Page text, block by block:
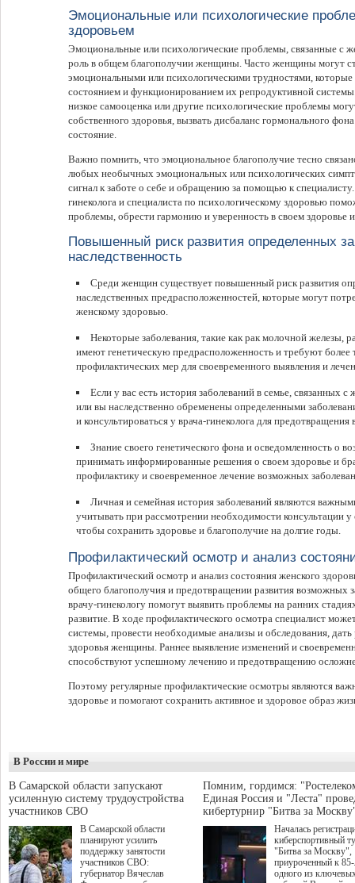
Эмоциональные или психологические
здоровьем
Эмоциональные или психологические проблемы, связанные с
роль в общем благополучии женщины. Часто женщины могут
эмоциональными или психологическими трудностями,
состоянием и функционированием их репродуктивной
низкое самооценка или другие психологические проблемы
собственного здоровья, вызвать дисбаланс гормонального
состояние.
Важно помнить, что эмоциональное благополучие тесно
любых необычных эмоциональных или психологических
сигнал к заботе о себе и обращению за помощью к
гинеколога и специалиста по психологическому здоровью
проблемы, обрести гармонию и уверенность в своем здоровье
Повышенный риск развития определенных
наследственность
Среди женщин существует повышенный риск развития
наследственных предрасположенностей, которые могут
женскому здоровью.
Некоторые заболевания, такие как рак молочной железы,
имеют генетическую предрасположенность и требуют более
профилактических мер для своевременного выявления и
Если у вас есть история заболеваний в семье, связанных
или вы наследственно обременены определенными
и консультироваться у врача-гинеколога для
Знание своего генетического фона и осведомленность о
принимать информированные решения о своем здоровье и
профилактику и своевременное лечение возможных
Личная и семейная история заболеваний являются
учитывать при рассмотрении необходимости консультации
чтобы сохранить здоровье и благополучие на долгие годы.
Профилактический осмотр и анализ
Профилактический осмотр и анализ состояния женского
общего благополучия и предотвращении развития возможных
врачу-гинекологу помогут выявить проблемы на ранних
развитие. В ходе профилактического осмотра специалист
системы, провести необходимые анализы и обследования,
здоровья женщины. Раннее выявление изменений и
способствуют успешному лечению и предотвращению
Поэтому регулярные профилактические осмотры являются
здоровье и помогают сохранить активное и здоровое образ
В России и мире
В Самарской области запускают
усиленную систему трудоустройства
участников СВО
В Самарской области
планируют усилить
поддержку занятости
участников СВО:
губернатор Вячеслав
Помним, гордимся:
Единая Россия и "Леста"
кибертурнир "Битва за
Началась
киберспортивный
"Битва за Москву",
приуроченный к
одного из